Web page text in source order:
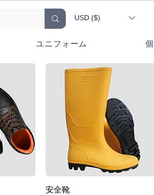
USD ($)
ユニフォーム
安全靴